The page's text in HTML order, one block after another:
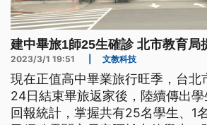
建中畢旅1師25生確診 北市教育局
2023/3/1 19:51 文教科技
現在正值高中畢業旅行旺季，台北
24日結束畢旅返家後，陸續傳出
回報統計，掌握共有25名學生、1